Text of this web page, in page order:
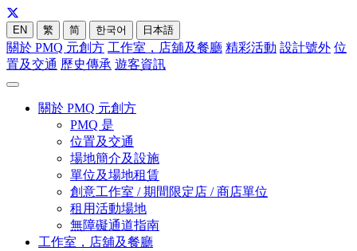
EN 繁 简 한국어 日本語
關於 PMQ 元創方 工作室，店舖及餐廳 精彩活動 設計號外 位
置及交通 歷史傳承 遊客資訊
關於 PMQ 元創方
PMQ 是
位置及交通
場地簡介及設施
單位及場地租賃
創意工作室 / 期間限定店 / 商店單位
租用活動場地
無障礙通道指南
工作室，店舖及餐廳